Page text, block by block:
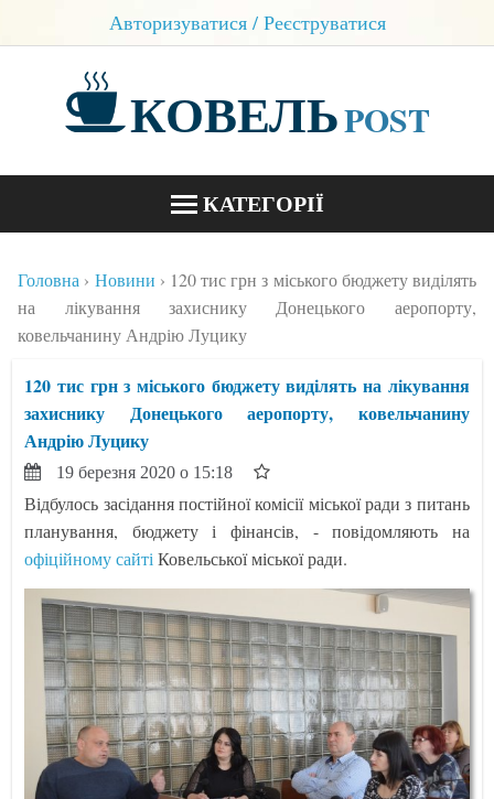
Авторизуватися / Реєструватися
КОВЕЛЬPOST
КАТЕГОРІЇ
БЛОГИ
КОНТАКТИ
Головна Новини
120 тис грн з міського бюджету виділять
на лікування захиснику Донецького аеропорту,
ковельчанину Андрію Луцику
120 тис грн з міського бюджету виділять на лікування
захиснику Донецького аеропорту, ковельчанину
Андрію Луцику
19 березня 2020 о 15:18
Відбулось засідання постійної комісії міської ради з питань
планування, бюджету і фінансів, - повідомляють на
офіційному сайті Ковельської міської ради.